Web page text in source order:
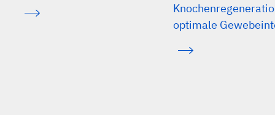
optimale